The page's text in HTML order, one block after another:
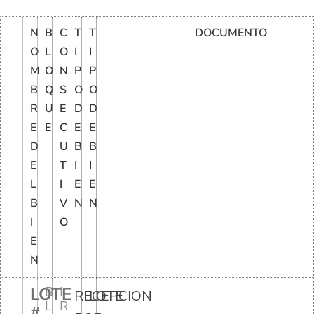
N
O
M
B
R
E
D
E
L
B
I
E
N
B
L
O
Q
U
E
C
O
N
S
E
C
U
T
I
V
O
T
I
P
O
D
E
B
I
E
N
T
I
P
O
D
E
B
I
E
N
DOCUMENTO
LOTE
B
L
I
R
RECEPCION
LOTE